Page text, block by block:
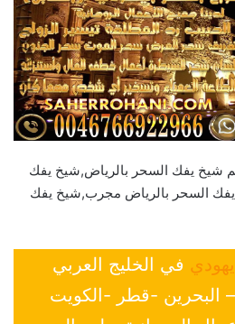
شيخ يفك السحر بالرياض,شيخ يفك
السحر بالرياض مجرب,شيخ يفك
في الخليج العربي
– البحرين -قطر -الكويت